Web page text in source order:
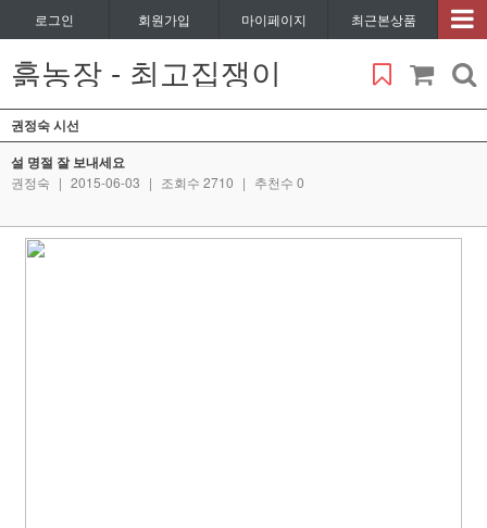
로그인 회원가입 마이페이지 최근본상품
흙농장 - 최고집쟁이
권정숙 시선
설 명절 잘 보내세요
권정숙 | 2015-06-03 | 조회수 2710 | 추천수 0